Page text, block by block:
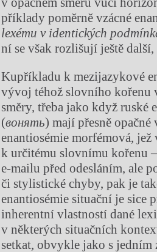
příklady poměrně vzácné
lexému v identických
ní se však rozlišují ještě
Kupříkladu k mezijazykové
vývoj téhož slovního kořenu
směry, třeba jako když ruské
(вонять) mají přesně
enantiosémie morfémová,
k určitému slovnímu kořenu
e‑mailu před odesláním, ale
či stylistické chyby, pak je
enantiosémie situační je
inherentní vlastností dané
v některých situačních
setkat, obvykle jako s